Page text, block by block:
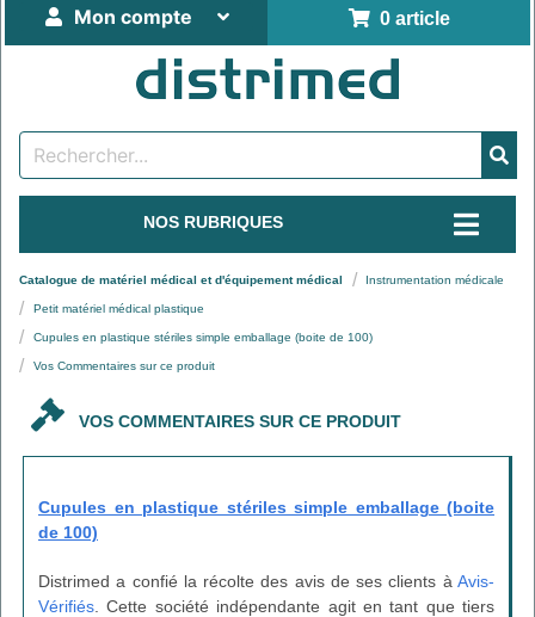
0 article
Mon compte
NOS RUBRIQUES
Catalogue de matériel médical et d'équipement médical Instrumentation médicale
Petit matériel médical plastique
Cupules en plastique stériles simple emballage (boite de 100)
Vos Commentaires sur ce produit
VOS COMMENTAIRES SUR CE PRODUIT
Cupules en plastique stériles simple emballage (boite
de 100)
Distrimed a confié la récolte des avis de ses clients à Avis-
Vérifiés . Cette société indépendante agit en tant que tiers